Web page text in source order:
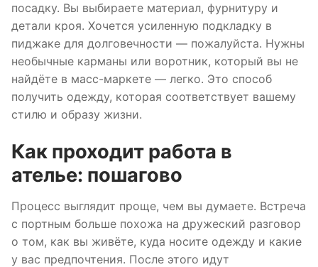
посадку. Вы выбираете материал, фурнитуру и
детали кроя. Хочется усиленную подкладку в
пиджаке для долговечности — пожалуйста. Нужны
необычные карманы или воротник, который вы не
найдёте в масс-маркете — легко. Это способ
получить одежду, которая соответствует вашему
стилю и образу жизни.
Как проходит работа в
ателье: пошагово
Процесс выглядит проще, чем вы думаете. Встреча
с портным больше похожа на дружеский разговор
о том, как вы живёте, куда носите одежду и какие
у вас предпочтения. После этого идут